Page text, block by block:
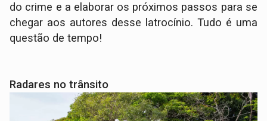
do crime e a elaborar os próximos passos para se
chegar aos autores desse latrocínio. Tudo é uma
questão de tempo!
Radares no trânsito